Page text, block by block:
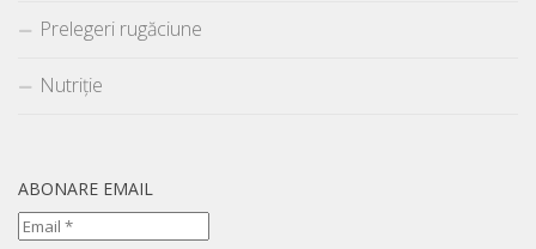
Prelegeri rugăciune
Nutriție
ABONARE EMAIL